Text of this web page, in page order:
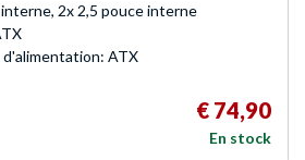
2x 2,5 pouce interne
ATX
€ 74,90
En stock